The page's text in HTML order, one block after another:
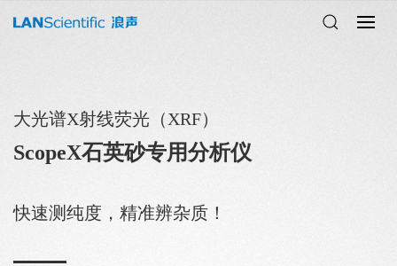
大光谱X射线荧光（XRF）
ScopeX石英砂专用分析仪
快速测纯度，精准辨杂质！